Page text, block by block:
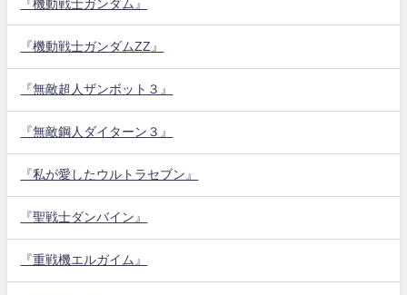
『機動戦士ガンダム』
『機動戦士ガンダムZZ』
『無敵超人ザンボット３』
『無敵鋼人ダイターン３』
『私が愛したウルトラセブン』
『聖戦士ダンバイン』
『重戦機エルガイム』